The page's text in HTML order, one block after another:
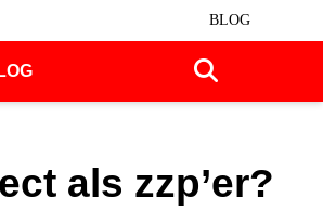
BLOG
als zzp’er?